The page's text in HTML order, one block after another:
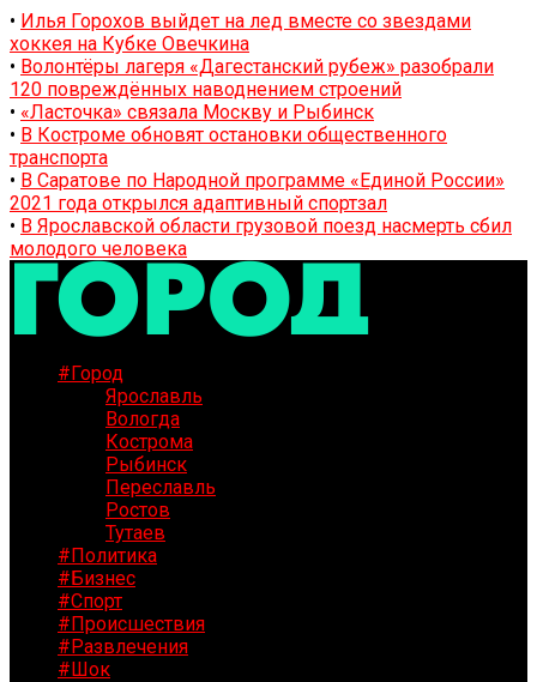
• Илья Горохов выйдет на лед вместе со звездами
хоккея на Кубке Овечкина
• Волонтёры лагеря «Дагестанский рубеж» разобрали
120 повреждённых наводнением строений
• «Ласточка» связала Москву и Рыбинск
• В Костроме обновят остановки общественного
транспорта
• В Саратове по Народной программе «Единой России»
2021 года открылся адаптивный спортзал
• В Ярославской области грузовой поезд насмерть сбил
молодого человека
#Город
Ярославль
Вологда
Кострома
Рыбинск
Переславль
Ростов
Тутаев
#Политика
#Бизнес
#Спорт
#Происшествия
#Развлечения
#Шок